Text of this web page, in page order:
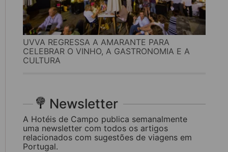
UVVA REGRESSA A AMARANTE PARA
CELEBRAR O VINHO, A GASTRONOMIA E A
CULTURA
Newsletter
A Hotéis de Campo publica semanalmente
uma newsletter com todos os artigos
relacionados com sugestões de viagens em
Portugal.